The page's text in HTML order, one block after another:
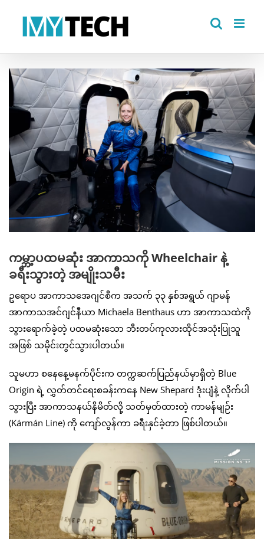
View
Larger
Image
ကမ္ဘာ့ပထမဆုံး အာကာသကို Wheelchair နဲ့
ခရီးသွားတဲ့ အမျိုးသမီး
ဥရောပ အာကာသအေဂျင်စီက အသက် ၃၃ နှစ်အရွယ် ဂျာမန်
အာကာသအင်ဂျင်နီယာ Michaela Benthaus ဟာ အာကာသထဲကို
သွားရောက်ခဲ့တဲ့ ပထမဆုံးသော ဘီးတပ်ကုလားထိုင်အသုံးပြုသူ
အဖြစ် သမိုင်းတွင်သွားပါတယ်။
သူမဟာ စနေနေ့မနက်ပိုင်းက တက္ကဆက်ပြည်နယ်မှာရှိတဲ့ Blue
Origin ရဲ့ လွှတ်တင်ရေးစခန်းကနေ New Shepard ဒုံးပျံနဲ့ လိုက်ပါ
သွားပြီး အာကာသနယ်နိမိတ်လို့ သတ်မှတ်ထားတဲ့ ကာမန်မျဉ်း
(Kármán Line) ကို ကျော်လွန်ကာ ခရီးနှင်ခဲ့တာ ဖြစ်ပါတယ်။